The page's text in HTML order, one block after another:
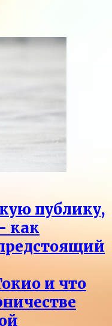
публику,
как
и что